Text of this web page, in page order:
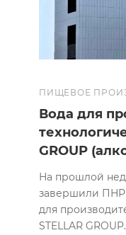
ПИЩЕВОЕ
Вода для
GROUP
На прошлой
завершили ПНР
для
STELLAR GROUP.